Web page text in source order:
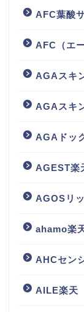
AFC葉酸
AFC（エ
AGAスキ
AGAスキ
AGAドッ
AGEST楽
AGOSリ
ahamo楽
AHCセン
AILE楽天